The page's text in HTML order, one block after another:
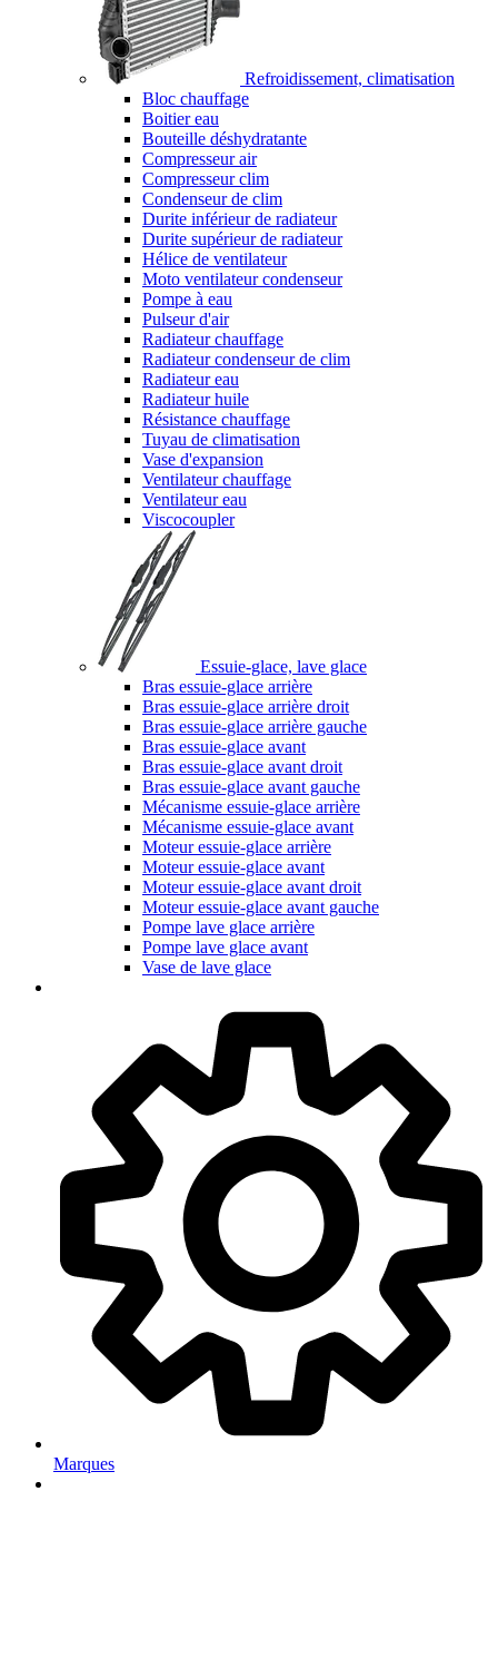
Refroidissement, climatisation
Bloc chauffage
Boitier eau
Bouteille déshydratante
Compresseur air
Compresseur clim
Condenseur de clim
Durite inférieur de radiateur
Durite supérieur de radiateur
Hélice de ventilateur
Moto ventilateur condenseur
Pompe à eau
Pulseur d'air
Radiateur chauffage
Radiateur condenseur de clim
Radiateur eau
Radiateur huile
Résistance chauffage
Tuyau de climatisation
Vase d'expansion
Ventilateur chauffage
Ventilateur eau
Viscocoupler
Essuie-glace, lave glace
Bras essuie-glace arrière
Bras essuie-glace arrière droit
Bras essuie-glace arrière gauche
Bras essuie-glace avant
Bras essuie-glace avant droit
Bras essuie-glace avant gauche
Mécanisme essuie-glace arrière
Mécanisme essuie-glace avant
Moteur essuie-glace arrière
Moteur essuie-glace avant
Moteur essuie-glace avant droit
Moteur essuie-glace avant gauche
Pompe lave glace arrière
Pompe lave glace avant
Vase de lave glace
Marques